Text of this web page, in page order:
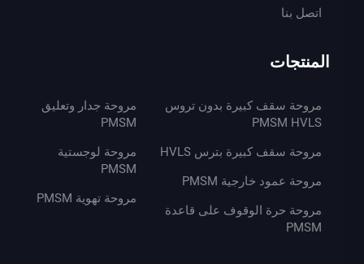
اتصل بنا
المنتجات
مروحة سقف كبيرة بدون تروس
PMSM HVLS
مروحة سقف كبيرة بترس HVLS
مروحة عمود خارجية PMSM
مروحة حرة الوقوف على قاعدة
PMSM
مروحة جدار وتعليق
PMSM
مروحة لوجستية
PMSM
مروحة تهوية PMSM